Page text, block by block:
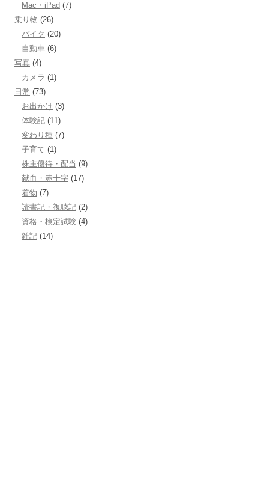
Mac・iPad (7)
乗り物 (26)
バイク (20)
自動車 (6)
写真 (4)
カメラ (1)
日常 (73)
お出かけ (3)
体験記 (11)
変わり種 (7)
子育て (1)
株主優待・配当 (9)
献血・赤十字 (17)
着物 (7)
読書記・視聴記 (2)
資格・検定試験 (4)
雑記 (14)